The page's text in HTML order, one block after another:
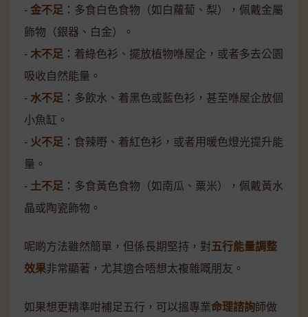
- 金不足 ：多食白色食物（如白蘿蔔、梨），佩戴金屬
飾物（銀器、白金）。
-木不足 ：着綠色衫、擺放植物喺屋企，或者多去公園
吸收自然能量。
- 水不足 ：多飲水、着黑色或藍色衫，甚至喺屋企放個
小魚缸。
- 火不足 ：食辣嘢、着紅色衫，或者用暖色燈光提升能
量。
- 土不足 ：多食黃色食物（如南瓜、粟米），佩戴黃水
晶或陶瓷飾物。
呢啲方法雖然簡單，但係長期堅持，對五行能量調整
效果非常顯著，尤其適合唔想太複雜嘅朋友。
如果想更精準咁補足五行，可以搵專業命理諮詢師做